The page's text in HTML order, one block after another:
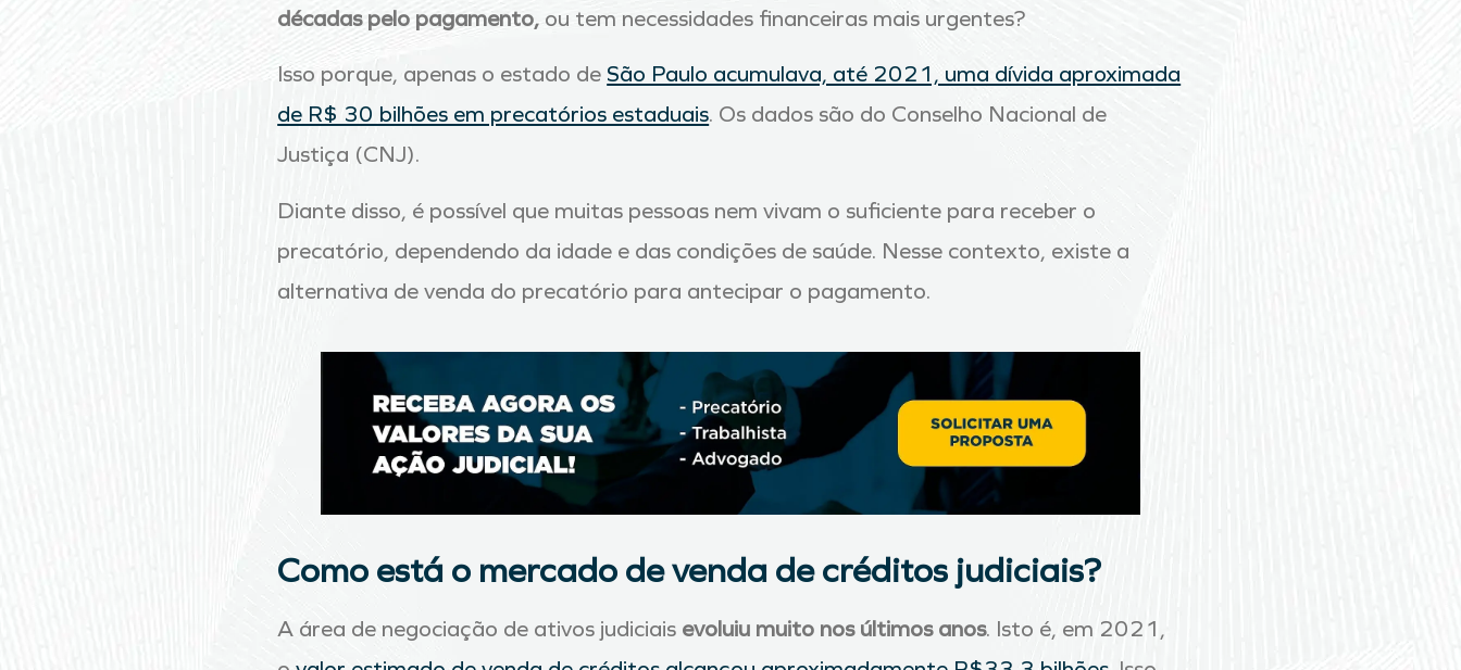
décadas pelo pagamento, ou tem necessidades financeiras mais urgentes?
Isso porque, apenas o estado de São Paulo acumulava, até 2021, uma dívida aproximada
de R$ 30 bilhões em precatórios estaduais. Os dados são do Conselho Nacional de
Justiça (CNJ).
Diante disso, é possível que muitas pessoas nem vivam o suficiente para receber o
precatório, dependendo da idade e das condições de saúde. Nesse contexto, existe a
alternativa de venda do precatório para antecipar o pagamento.
Como está o mercado de venda de créditos judiciais?
A área de negociação de ativos judiciais evoluiu muito nos últimos anos. Isto é, em 2021,